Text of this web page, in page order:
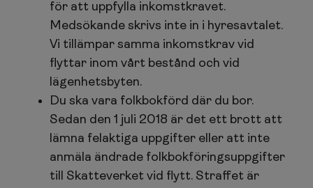
för att uppfylla inkomstkravet.
Medsökande skrivs inte in i hyresavtalet.
Vi tillämpar samma inkomstkrav vid
flyttar inom vårt bestånd och vid
lägenhetsbyten.
Du ska vara folkbokförd där du bor.
Sedan den 1 juli 2018 är det ett brott att
lämna felaktiga uppgifter eller att inte
anmäla ändrade folkbokföringsuppgifter
till Skatteverket vid flytt. Straffet är